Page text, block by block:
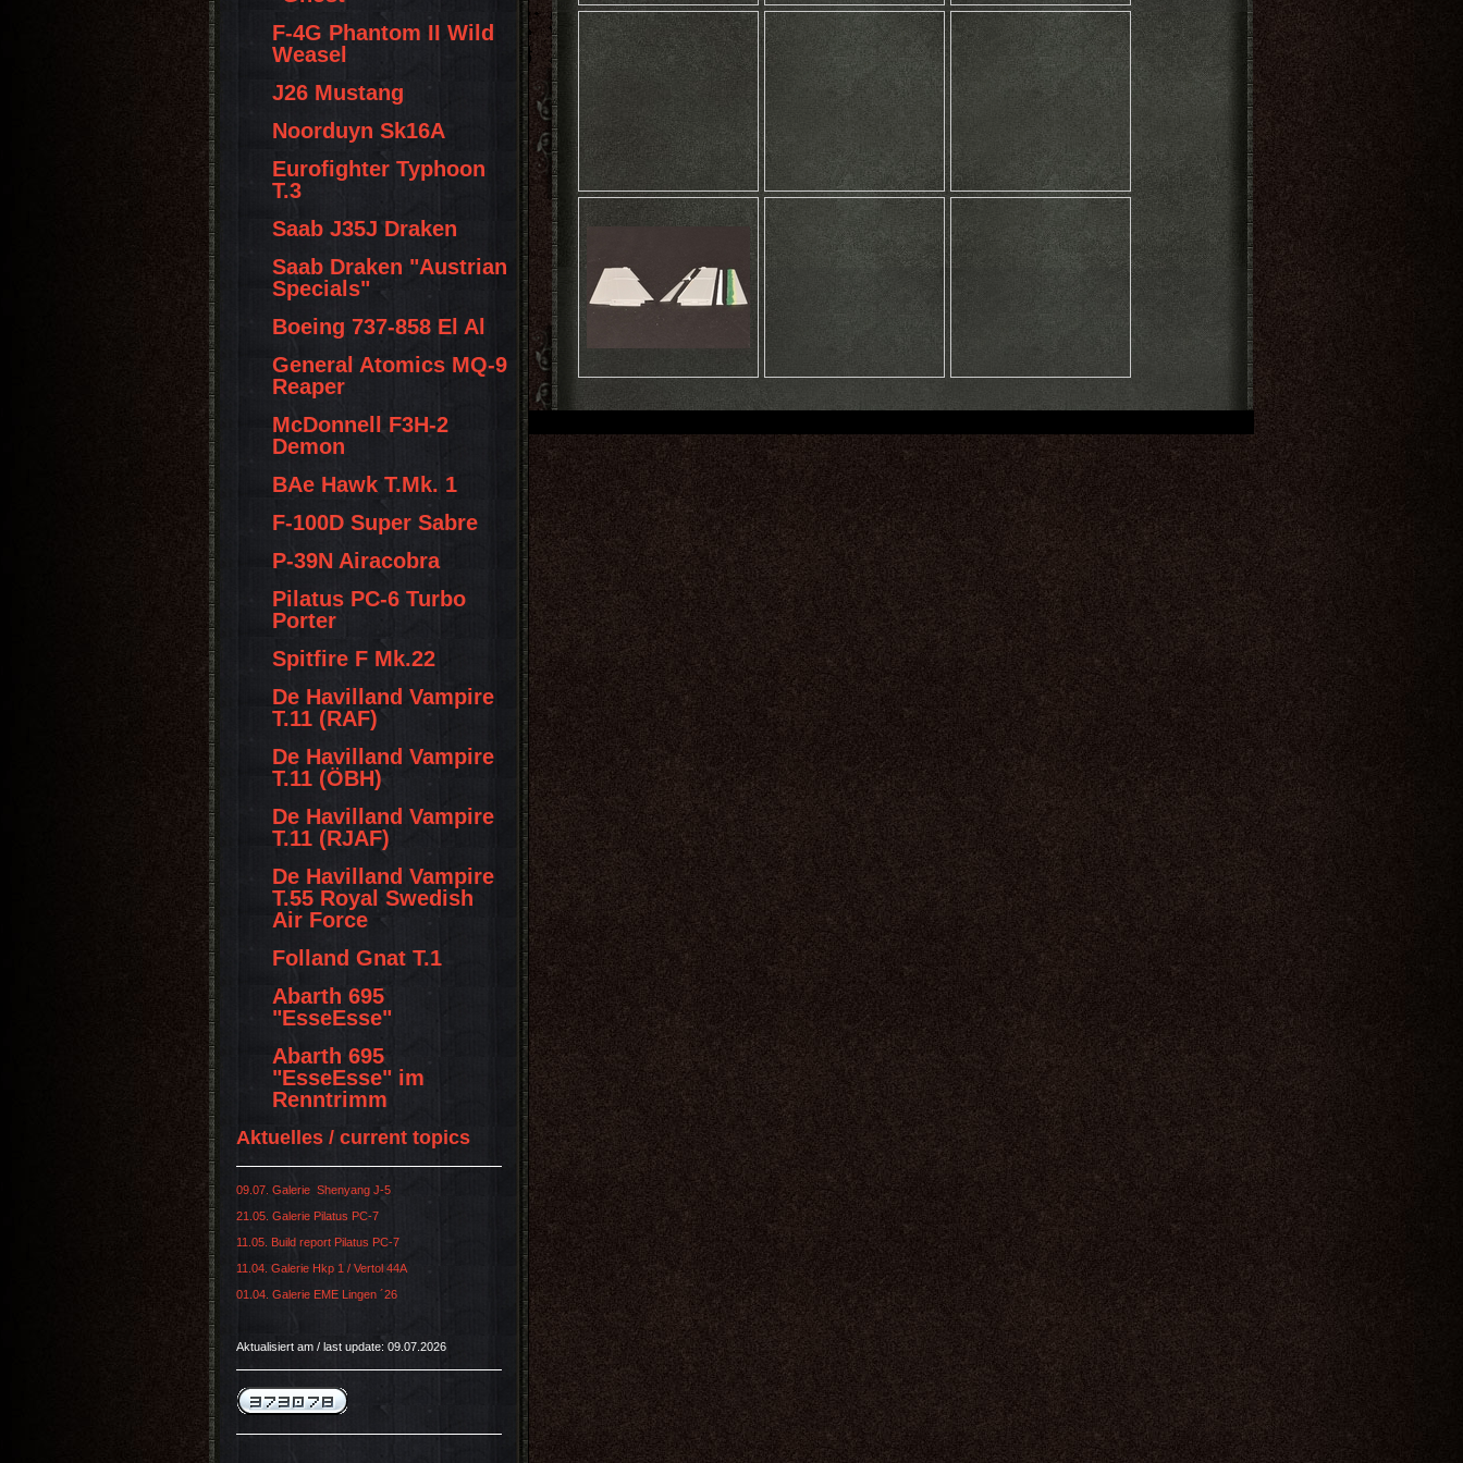
F-4G Phantom II Wild
Weasel
J26 Mustang
Noorduyn Sk16A
Eurofighter Typhoon
T.3
Saab J35J Draken
Saab Draken "Austrian
Specials"
Boeing 737-858 El Al
General Atomics MQ-9
Reaper
McDonnell F3H-2
Demon
BAe Hawk T.Mk. 1
F-100D Super Sabre
P-39N Airacobra
Pilatus PC-6 Turbo
Porter
Spitfire F Mk.22
De Havilland Vampire
T.11 (RAF)
De Havilland Vampire
T.11 (ÖBH)
De Havilland Vampire
T.11 (RJAF)
De Havilland Vampire
T.55 Royal Swedish
Air Force
Folland Gnat T.1
Abarth 695
"EsseEsse"
Abarth 695
"EsseEsse" im
Renntrimm
Aktuelles / current topics
09.07. Galerie Shenyang J-5
21.05. Galerie Pilatus PC-7
11.05. Build report Pilatus PC-7
11.04. Galerie Hkp 1 / Vertol 44A
01.04. Galerie EME Lingen ´26
Aktualisiert am / last update: 09.07.2026